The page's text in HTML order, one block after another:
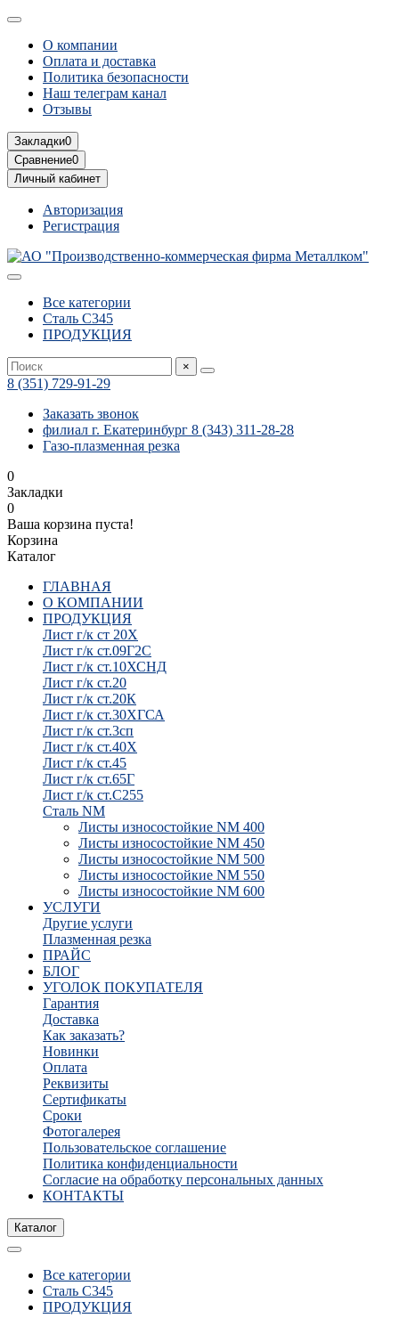
О компании
Оплата и доставка
Политика безопасности
Наш телеграм канал
Отзывы
Закладки0
Сравнение0
Личный кабинет
Авторизация
Регистрация
Все категории
Сталь С345
ПРОДУКЦИЯ
×
8 (351) 729-91-29
Заказать звонок
филиал г. Екатеринбург 8 (343) 311-28-28
Газо-плазменная резка
0
Закладки
0
Ваша корзина пуста!
Корзина
Каталог
ГЛАВНАЯ
О КОМПАНИИ
ПРОДУКЦИЯ
Лист г/к ст 20Х
Лист г/к ст.09Г2С
Лист г/к ст.10ХСНД
Лист г/к ст.20
Лист г/к ст.20К
Лист г/к ст.30ХГСА
Лист г/к ст.3сп
Лист г/к ст.40Х
Лист г/к ст.45
Лист г/к ст.65Г
Лист г/к ст.С255
Сталь NM
Листы износостойкие NM 400
Листы износостойкие NM 450
Листы износостойкие NM 500
Листы износостойкие NM 550
Листы износостойкие NM 600
УСЛУГИ
Другие услуги
Плазменная резка
ПРАЙС
БЛОГ
УГОЛОК ПОКУПАТЕЛЯ
Гарантия
Доставка
Как заказать?
Новинки
Оплата
Реквизиты
Сертификаты
Сроки
Фотогалерея
Пользовательское соглашение
Политика конфиденциальности
Согласие на обработку персональных данных
КОНТАКТЫ
Каталог
Все категории
Сталь С345
ПРОДУКЦИЯ